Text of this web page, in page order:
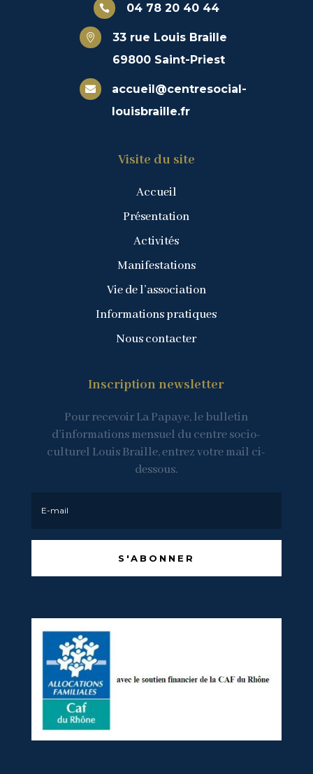
 04 78 20 40 44

33 rue Louis Braille
69800 Saint-Priest

accueil@centresocial-
louisbraille.fr
Visite du site
Accueil
Présentation
Activités
Manifestations
Vie de l’association
Informations pratiques
Nous contacter
Inscription newsletter
Pour recevoir La Papaye, le bulletin
d’informations mensuel du centre socio-
culturel Louis Braille, entrez votre mail ci-
dessous.
S'ABONNER